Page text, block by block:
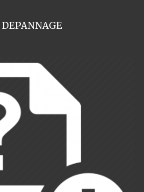
DEPANNAGE